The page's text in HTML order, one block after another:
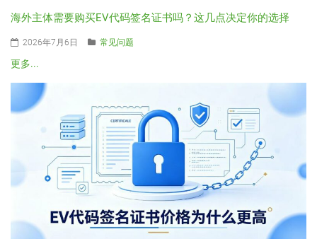
海外主体需要购买EV代码签名证书吗？这几点决定你的选择
2026年7月6日 常见问题
更多...